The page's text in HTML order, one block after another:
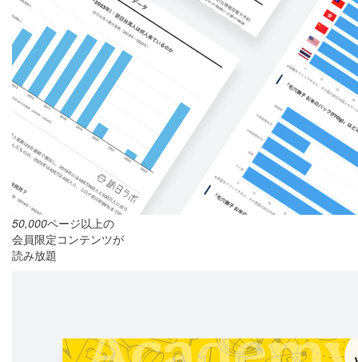
50,000ページ以上の
会員限定コンテンツが
読み放題